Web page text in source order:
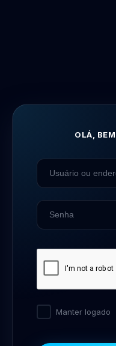
OLÁ,
Manter logado